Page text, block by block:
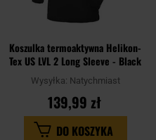
Koszulka termoaktywna Helikon-
Tex US LVL 2 Long Sleeve - Black
Wysyłka: Natychmiast
139,99 zł
DO KOSZYKA